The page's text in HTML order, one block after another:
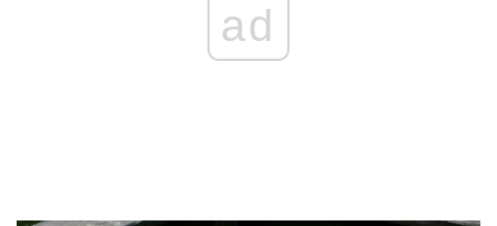
ad